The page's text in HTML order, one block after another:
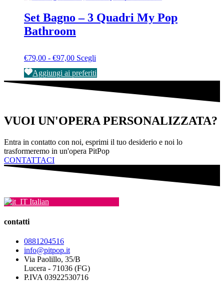
€59,00
a
€71,00
varianti.
Le
scelte
nella
pagina
prodotto
Set Bagno – 3 Quadri My Pop
Bathroom
€79,00 - €97,00Fascia
di
prezzo:
€79,00
Scegli
prodotto
ha
varianti.
possono
scelte
nella
pagina
del
prodotto
Aggiungi ai preferiti
VUOI UN'OPERA PERSONALIZZATA?
Entra in contatto con noi, esprimi il tuo desiderio e noi lo
trasformeremo in un'opera PitPop
CONTATTACI
Italian
contatti
0881204516
info@pitpop.it
Via Paolillo, 35/B
Lucera - 71036 (FG)
P.IVA 03922530716